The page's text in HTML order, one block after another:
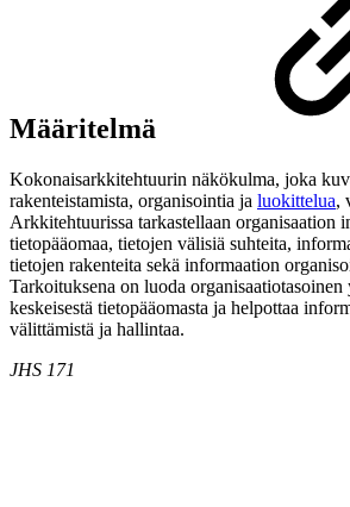
Määritelmä
Kokonaisarkkitehtuurin näkökulma, joka
rakenteistamista, organisointia ja luokittelua,
Arkkitehtuurissa tarkastellaan organisaation
tietopääomaa, tietojen välisiä suhteita,
tietojen rakenteita sekä informaation
Tarkoituksena on luoda organisaatiotasoinen
keskeisestä tietopääomasta ja helpottaa
välittämistä ja hallintaa.
JHS 171